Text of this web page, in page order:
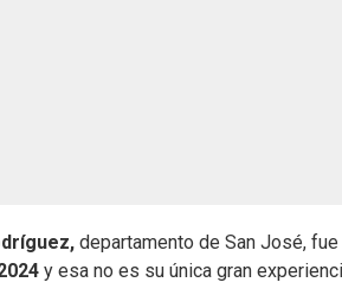
departamento de San José,
y esa no es su única gran